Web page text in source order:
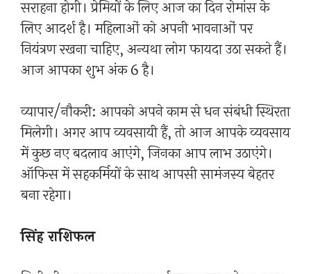
सराहना होगी। प्रेमियों के लिए आज का दिन रोमांस के
लिए आदर्श है। महिलाओं को अपनी भावनाओं पर
नियंत्रण रखना चाहिए, अन्यथा लोग फायदा उठा सकते हैं।
आज आपका शुभ अंक 6 है।
व्यापार/नौकरी: आपको अपने काम से धन संबंधी स्थिरता
मिलेगी। अगर आप व्यवसायी हैं, तो आज आपके व्यवसाय
में कुछ नए बदलाव आएंगे, जिनका आप लाभ उठाएंगे।
ऑफिस में सहकर्मियों के साथ आपसी सामंजस्य बेहतर
बना रहेगा।
सिंह राशिफल